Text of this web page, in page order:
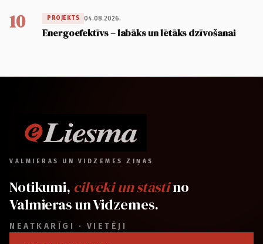
10 PROJEKTS 04.08.2026.
Energoefektīvs – labāks un lētāks dzīvošanai
VALMIERAS UN VIDZEMES ZIŅAS
Notikumi, cilvēki un stāstino
Valmieras un Vidzemes.
NEATKARĪGI · VIETĒJI